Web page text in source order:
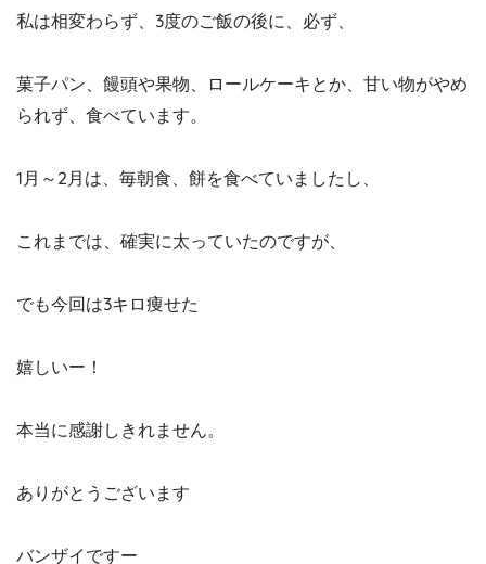
私は相変わらず、3度のご飯の後に、必ず、
菓子パン、饅頭や果物、ロールケーキとか、甘い物がやめ
られず、食べています。
1月～2月は、毎朝食、餅を食べていましたし、
これまでは、確実に太っていたのですが、
でも今回は3キロ痩せた
嬉しいー！
本当に感謝しきれません。
ありがとうございます
バンザイですー